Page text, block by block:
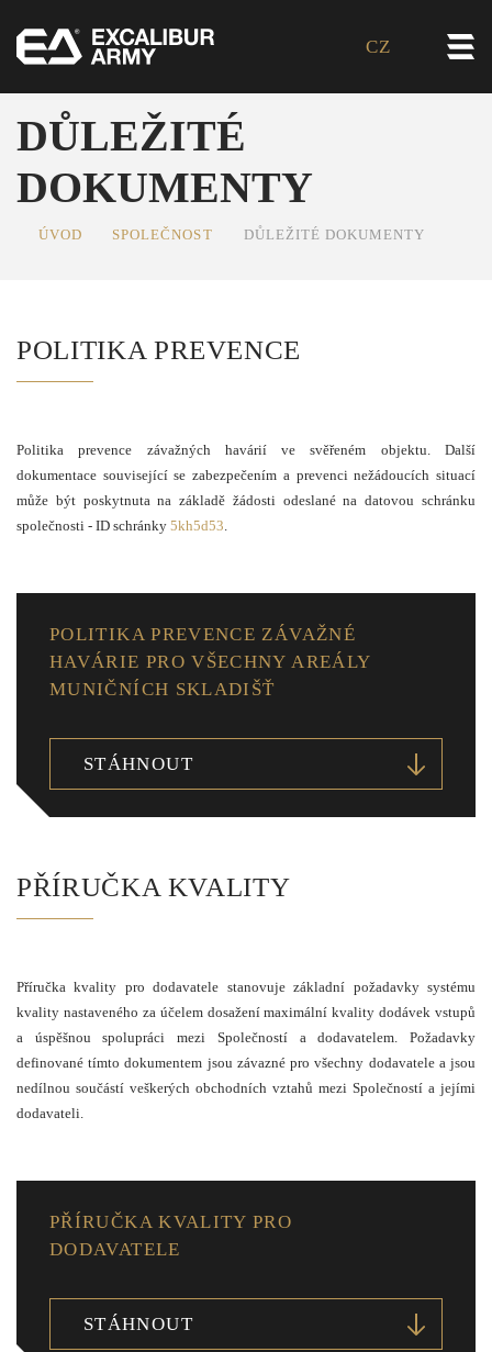
CZ
DŮLEŽITÉ
DOKUMENTY
ÚVOD SPOLEČNOST DŮLEŽITÉ DOKUMENTY
POLITIKA PREVENCE
Politika prevence závažných havárií ve svěřeném objektu. Další
dokumentace související se zabezpečením a prevenci nežádoucích situací
může být poskytnuta na základě žádosti odeslané na datovou schránku
společnosti - ID schránky 5kh5d53.
POLITIKA PREVENCE ZÁVAŽNÉ
HAVÁRIE PRO VŠECHNY AREÁLY
MUNIČNÍCH SKLADIŠŤ
STÁHNOUT
PŘÍRUČKA KVALITY
Příručka kvality pro dodavatele stanovuje základní požadavky systému
kvality nastaveného za účelem dosažení maximální kvality dodávek vstupů
a úspěšnou spolupráci mezi Společností a dodavatelem. Požadavky
definované tímto dokumentem jsou závazné pro všechny dodavatele a jsou
nedílnou součástí veškerých obchodních vztahů mezi Společností a jejími
dodavateli.
PŘÍRUČKA KVALITY PRO
DODAVATELE
STÁHNOUT